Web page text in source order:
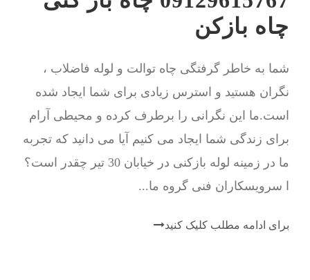
چاه بازکن
شما به خاطر گرفتگی چاه توالت و لوله فاضلاب ،
نگران هستید و استرس زیادی برای شما ایجاد شده
است.ما این نگرانی را برطرف کرده و محیطی آرام
برای زندگی شما ایجاد می کنیم آیا می دانید که تجربه
ما در زمینه لوله بازکنی در خیابان 30 تیر چقدر است؟
ا سرویسکاران فنی گروه ما...
برای ادامه مطلب کلیک کنید